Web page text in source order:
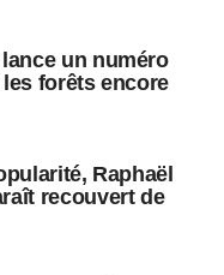
un numéro
forêts encore
Raphaël
recouvert de